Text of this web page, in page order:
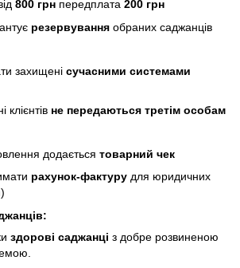
800 грн передплата 200 грн
резервування обраних саджанців
захищені сучасними системами
клієнтів не передаються третім особам
додається товарний чек
рахунок-фактуру для юридичних
здорові саджанці з добре розвиненою